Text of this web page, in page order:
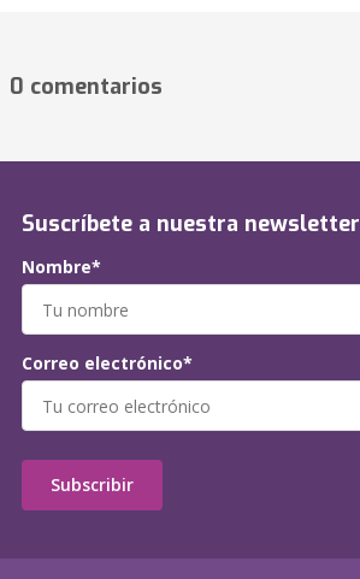
0 comentarios
Suscríbete a nuestra newsletter
Nombre*
Correo electrónico*
Subscribir